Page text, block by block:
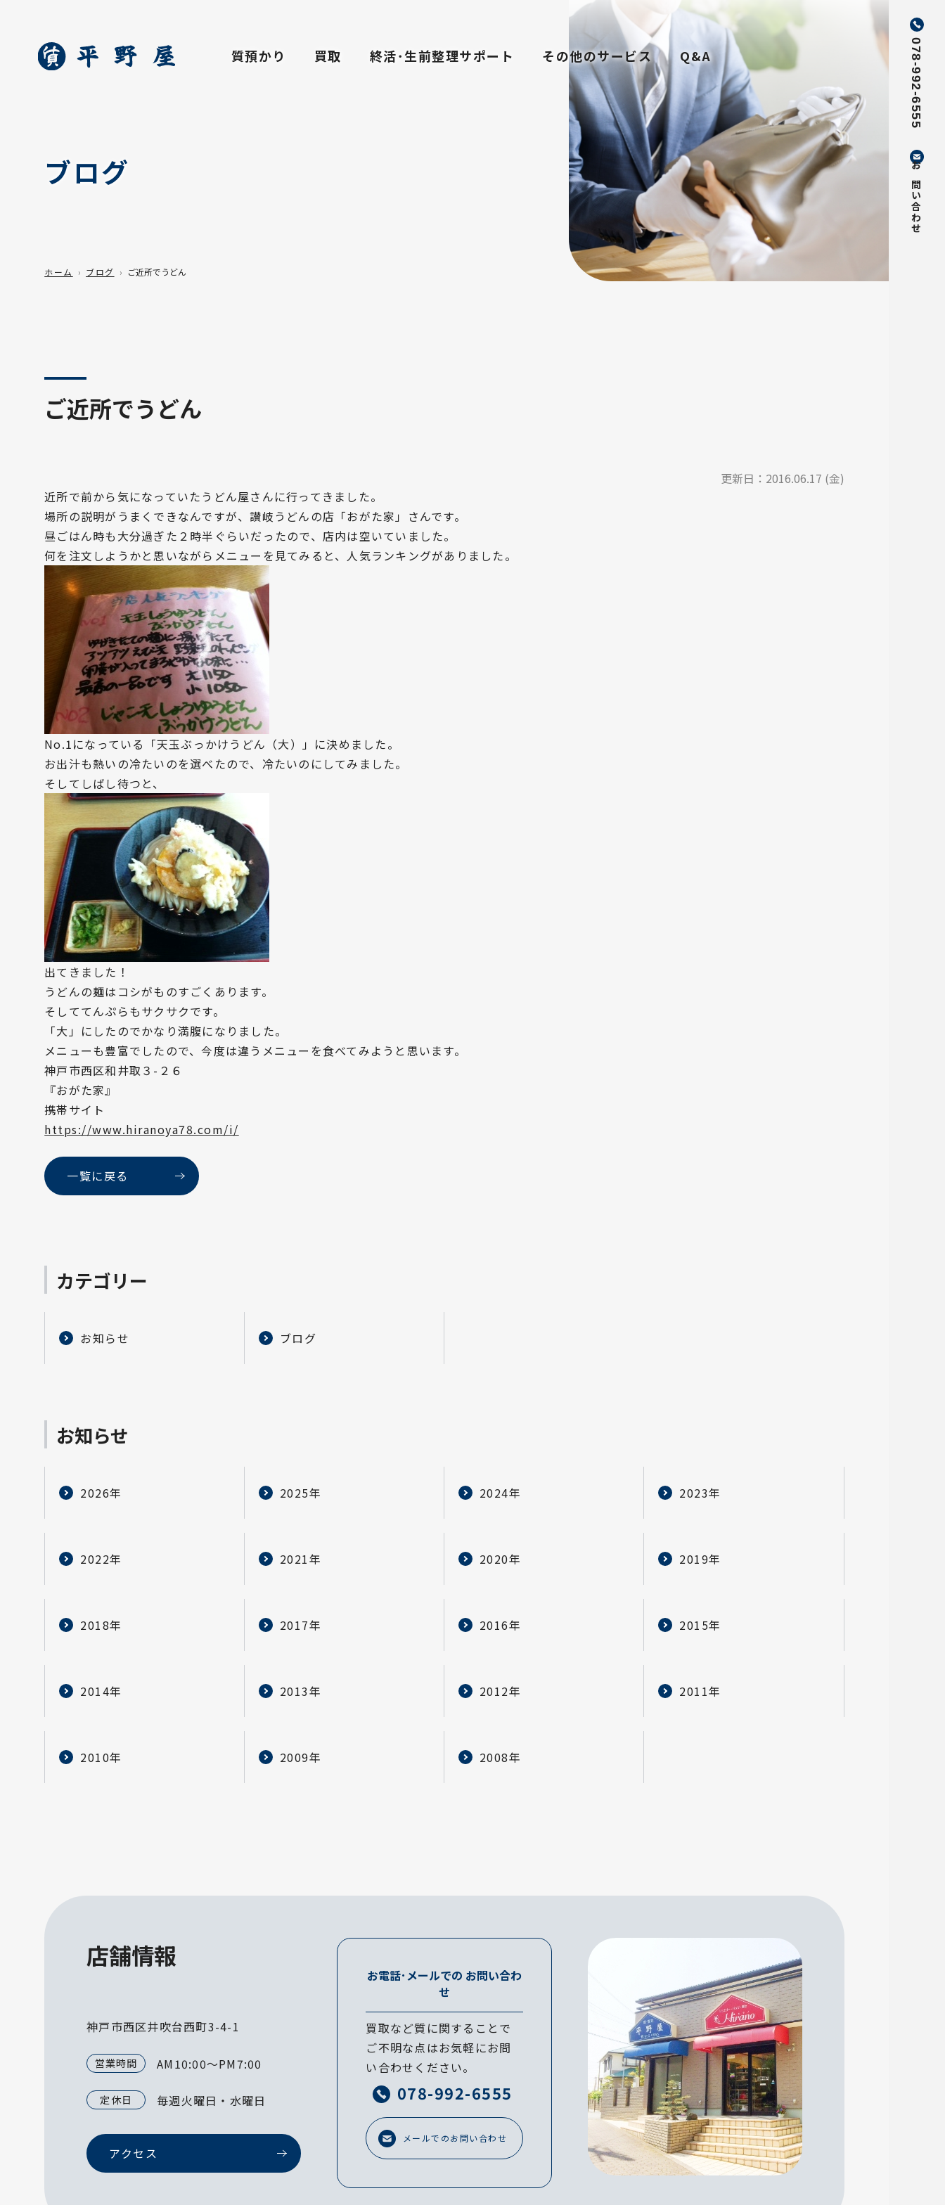
質預かり 買取 終活･生前整理サポート その他のサービス Q&A 078-992-6555
お問い合わせ
ブログ
ホーム ブログ ご近所でうどん
ご近所でうどん
更新日： 2016.06.17 (金)
近所で前から気になっていたうどん屋さんに行ってきました。
場所の説明がうまくできなんですが、讃岐うどんの店「おがた家」さんです。
昼ごはん時も大分過ぎた２時半ぐらいだったので、店内は空いていました。
何を注文しようかと思いながらメニューを見てみると、人気ランキングがありました。
No.1になっている「天玉ぶっかけうどん（大）」に決めました。
お出汁も熱いの冷たいのを選べたので、冷たいのにしてみました。
そしてしばし待つと、
出てきました！
うどんの麺はコシがものすごくあります。
そしててんぷらもサクサクです。
「大」にしたのでかなり満腹になりました。
メニューも豊富でしたので、今度は違うメニューを食べてみようと思います。
神戸市西区和井取３-２６
『おがた家』
携帯サイト
https://www.hiranoya78.com/i/
一覧に戻る
カテゴリー
お知らせ ブログ
お知らせ
2026年 2025年 2024年 2023年
2022年 2021年 2020年 2019年
2018年 2017年 2016年 2015年
2014年 2013年 2012年 2011年
2010年 2009年 2008年
店舗情報
神戸市西区井吹台西町3-4-1
営業時間 AM10:00～PM7:00
定休日 毎週火曜日・水曜日
アクセス
お電話･メールでの お問い合わ
せ
買取など質に関することで
ご不明な点はお気軽にお問
い合わせください。
078-992-6555
メールでのお問い合わせ